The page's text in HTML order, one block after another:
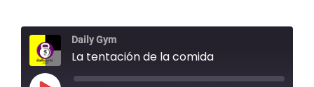
Daily Gym
La tentación de la comida